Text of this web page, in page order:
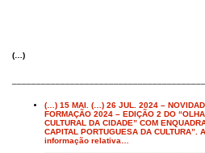
(…)
(…) 15 MAI. (…) 26 JUL. 2024 –
FORMAÇÃO 2024 – EDIÇÃO 2 DO
CULTURAL DA CIDADE” COM
CAPITAL PORTUGUESA DA
informação relativa…